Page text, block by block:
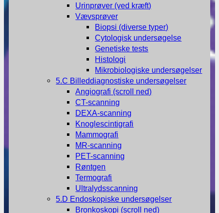
Urinprøver (ved kræft)
Vævsprøver
Biopsi (diverse typer)
Cytologisk undersøgelse
Genetiske tests
Histologi
Mikrobiologiske undersøgelser
5.C Billeddiagnostiske undersøgelser
Angiografi (scroll ned)
CT-scanning
DEXA-scanning
Knoglescintigrafi
Mammografi
MR-scanning
PET-scanning
Røntgen
Termografi
Ultralydsscanning
5.D Endoskopiske undersøgelser
Bronkoskopi (scroll ned)